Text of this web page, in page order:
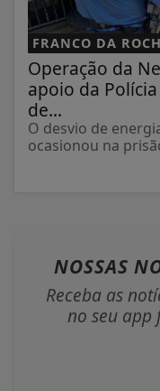
FRANCO DA
Operação da
apoio da
de...
O desvio de
ocasionou na
NOSSAS
Receba as
no seu app